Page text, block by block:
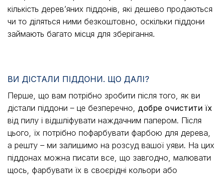
кількість дерев’яних піддонів, які дешево продаються
чи то діляться ними безкоштовно, оскільки піддони
займають багато місця для зберігання.
ВИ ДІСТАЛИ ПІДДОНИ. ЩО ДАЛІ?
Перше, що вам потрібно зробити після того, як ви
дістали піддони – це безперечно, добре очистити їх
від пилу і відшліфувати наждачним папером. Після
цього, їх потрібно пофарбувати фарбою для дерева,
а решту – ми залишимо на розсуд вашої уяви. На цих
піддонах можна писати все, що завгодно, малювати
щось, фарбувати їх в своєрідні кольори або